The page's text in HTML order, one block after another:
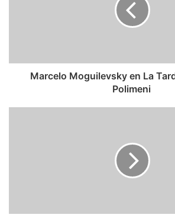
​Marcelo Moguilevsky en La
Polimeni